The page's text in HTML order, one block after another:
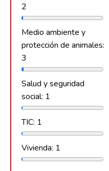
2
Medio ambiente y
protección de animales:
3
Salud y seguridad
social: 1
TIC: 1
Vivienda: 1